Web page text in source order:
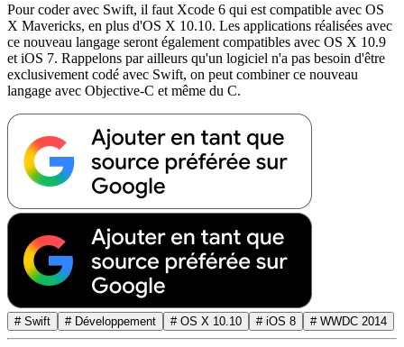
Pour coder avec Swift, il faut Xcode 6 qui est compatible avec OS
X Mavericks, en plus d'OS X 10.10. Les applications réalisées avec
ce nouveau langage seront également compatibles avec OS X 10.9
et iOS 7. Rappelons par ailleurs qu'un logiciel n'a pas besoin d'être
exclusivement codé avec Swift, on peut combiner ce nouveau
langage avec Objective-C et même du C.
# Swift # Développement # OS X 10.10 # iOS 8 # WWDC 2014